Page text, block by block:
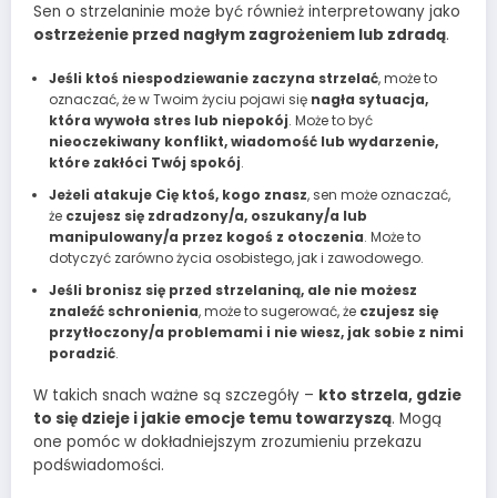
Sen o strzelaninie może być również interpretowany jako
ostrzeżenie przed nagłym zagrożeniem lub zdradą.
Jeśli ktoś niespodziewanie zaczyna strzelać, może to
oznaczać, że w Twoim życiu pojawi się nagła sytuacja,
która wywoła stres lub niepokój. Może to być
nieoczekiwany konflikt, wiadomość lub wydarzenie,
które zakłóci Twój spokój.
Jeżeli atakuje Cię ktoś, kogo znasz, sen może oznaczać,
że czujesz się zdradzony/a, oszukany/a lub
manipulowany/a przez kogoś z otoczenia. Może to
dotyczyć zarówno życia osobistego, jak i zawodowego.
Jeśli bronisz się przed strzelaniną, ale nie możesz
znaleźć schronienia, może to sugerować, że czujesz się
przytłoczony/a problemami i nie wiesz, jak sobie z nimi
poradzić.
W takich snach ważne są szczegóły – kto strzela, gdzie
to się dzieje i jakie emocje temu towarzyszą. Mogą
one pomóc w dokładniejszym zrozumieniu przekazu
podświadomości.